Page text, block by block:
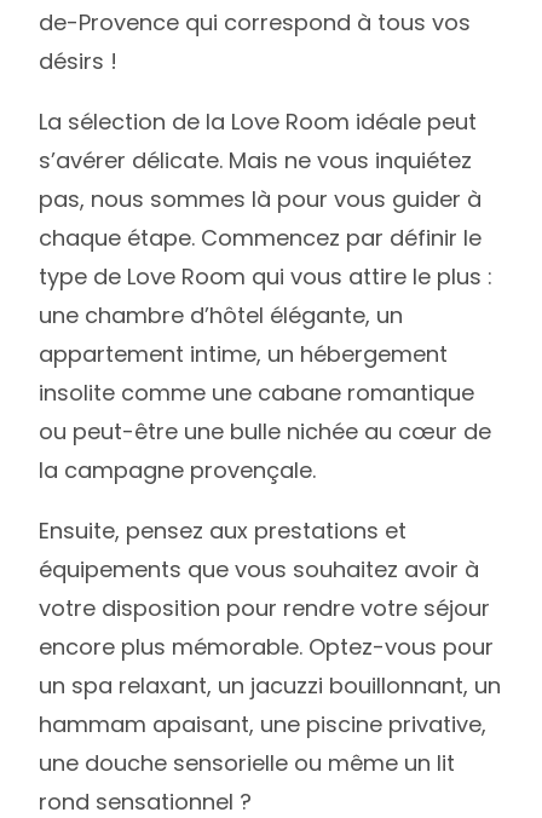
de-Provence qui correspond à tous vos
désirs !
La sélection de la Love Room idéale peut
s’avérer délicate. Mais ne vous inquiétez
pas, nous sommes là pour vous guider à
chaque étape. Commencez par définir le
type de Love Room qui vous attire le plus :
une chambre d’hôtel élégante, un
appartement intime, un hébergement
insolite comme une cabane romantique
ou peut-être une bulle nichée au cœur de
la campagne provençale.
Ensuite, pensez aux prestations et
équipements que vous souhaitez avoir à
votre disposition pour rendre votre séjour
encore plus mémorable. Optez-vous pour
un spa relaxant, un jacuzzi bouillonnant, un
hammam apaisant, une piscine privative,
une douche sensorielle ou même un lit
rond sensationnel ?